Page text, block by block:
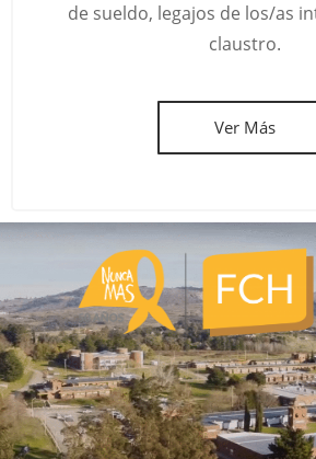
de sueldo, legajos de los/as
claustro.
Ver Más